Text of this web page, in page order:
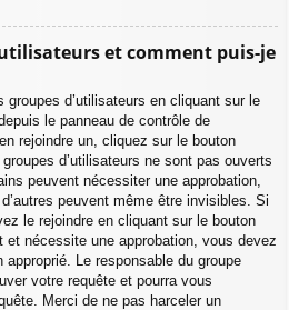
et comment puis-je
d’utilisateurs en cliquant sur le
le panneau de contrôle de
rejoindre un, cliquez sur le bouton
d’utilisateurs ne sont pas ouverts
peuvent nécessiter une approbation,
peuvent même être invisibles. Si
le rejoindre en cliquant sur le bouton
et nécessite une approbation, vous devez
Le responsable du groupe
votre requête et pourra vous
Merci de ne pas harceler un